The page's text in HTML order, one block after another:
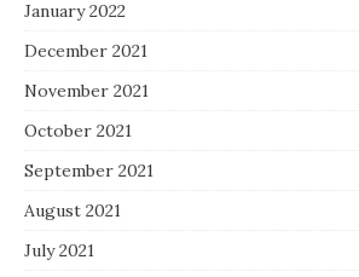
January 2022
December 2021
November 2021
October 2021
September 2021
August 2021
July 2021